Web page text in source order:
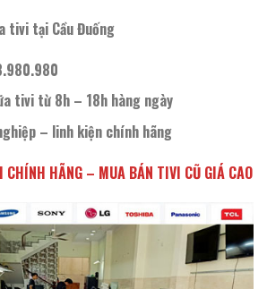
tivi tại Cầu Đuống
tivi từ 8h – 18h hàng ngày
– linh kiện chính hãng
HÃNG – MUA BÁN TIVI CŨ GIÁ CAO